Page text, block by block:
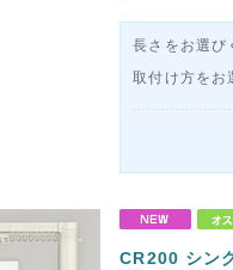
長さをお選
取付け方をお
CR200 シン